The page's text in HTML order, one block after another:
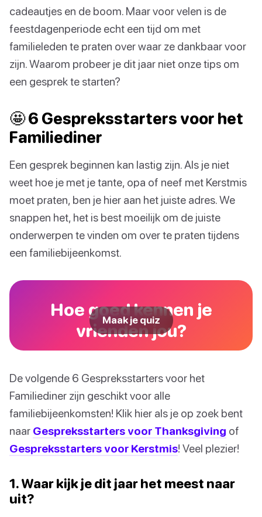
cadeautjes en de boom. Maar voor velen is de
feestdagenperiode echt een tijd om met
familieleden te praten over waar ze dankbaar voor
zijn. Waarom probeer je dit jaar niet onze tips om
een gesprek te starten?
🤩 6 Gespreksstarters voor het
Familiediner
Een gesprek beginnen kan lastig zijn. Als je niet
weet hoe je met je tante, opa of neef met Kerstmis
moet praten, ben je hier aan het juiste adres. We
snappen het, het is best moeilijk om de juiste
onderwerpen te vinden om over te praten tijdens
een familiebijeenkomst.
Hoe goed kennen je
vrienden jou?
Maak je quiz
De volgende 6 Gespreksstarters voor het
Familiediner zijn geschikt voor alle
familiebijeenkomsten! Klik hier als je op zoek bent
naar Gespreksstarters voor Thanksgiving of
Gespreksstarters voor Kerstmis! Veel plezier!
1. Waar kijk je dit jaar het meest naar
uit?